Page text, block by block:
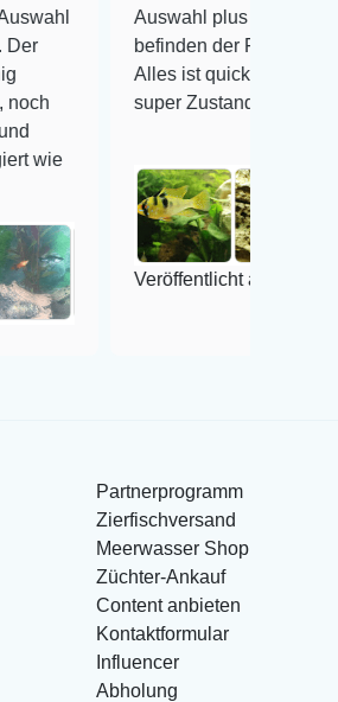
Auswahl plus gesundheitliches
befinden der Fische einwandfrei.
Alles ist quick lebendig und im
super Zustand. Gerne wieder 😃
Veröffentlicht auf Google
Partnerprogramm
Zierfischversand
Meerwasser Shop
Züchter-Ankauf
Content anbieten
Kontaktformular
Influencer
Abholung